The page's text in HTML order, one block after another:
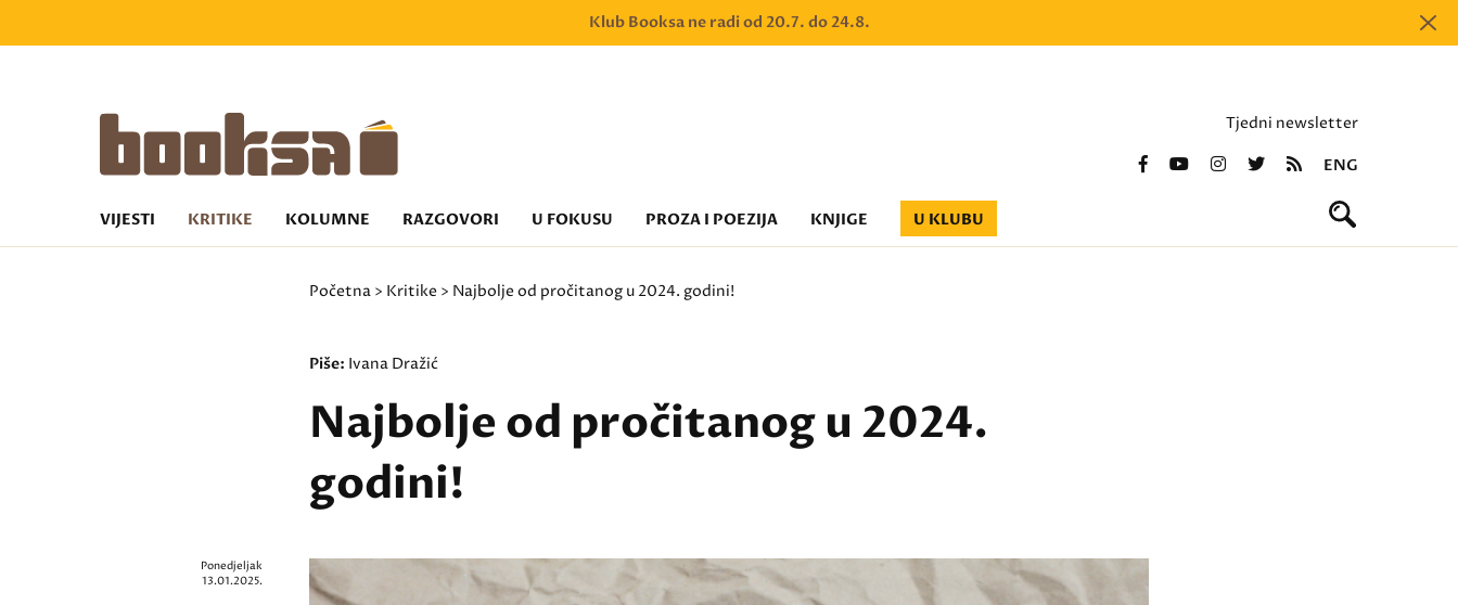
Klub Booksa ne radi od 20.7. do 24.8.
Tjedni newsletter
ENG
VIJESTI KRITIKE KOLUMNE RAZGOVORI U FOKUSU PROZA I POEZIJA KNJIGE U KLUBU
Početna > Kritike > Najbolje od pročitanog u 2024. godini!
Piše: Ivana Dražić
Najbolje od pročitanog u 2024.
godini!
Ponedjeljak
13.01.2025.